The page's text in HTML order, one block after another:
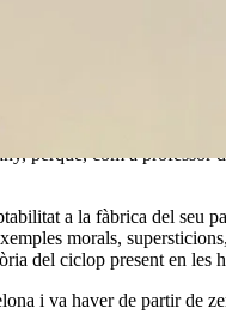
territori català amb
perquè, com a professor
a la fàbrica del seu
morals,
del ciclop present en les
i va haver de partir de